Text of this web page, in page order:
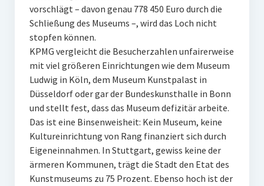
vorschlägt – davon genau 778 450 Euro durch die
Schließung des Museums –, wird das Loch nicht
stopfen können.
KPMG vergleicht die Besucherzahlen unfairerweise
mit viel größeren Einrichtungen wie dem Museum
Ludwig in Köln, dem Museum Kunstpalast in
Düsseldorf oder gar der Bundeskunsthalle in Bonn
und stellt fest, dass das Museum defizitär arbeite.
Das ist eine Binsenweisheit: Kein Museum, keine
Kultureinrichtung von Rang finanziert sich durch
Eigeneinnahmen. In Stuttgart, gewiss keine der
ärmeren Kommunen, trägt die Stadt den Etat des
Kunstmuseums zu 75 Prozent. Ebenso hoch ist der